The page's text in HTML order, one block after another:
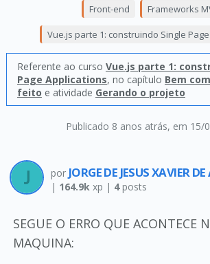
Publicado 8 anos atrás, em 15/
Front-end Frameworks
Vue.js parte 1: construindo Single
Referente ao curso Vue.js parte 1:
Page Applications, no capítulo Bem
feito e atividade Gerando o projeto
por JORGE DE JESUS XAVIER
| 164.9kxp | 4posts
SEGUE O ERRO QUE ACONTECE
MAQUINA: